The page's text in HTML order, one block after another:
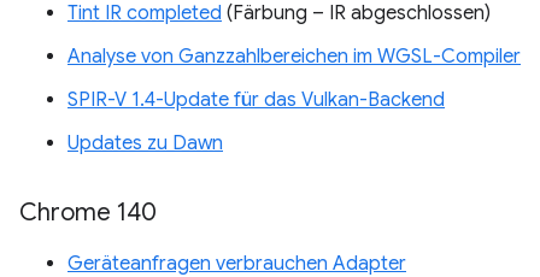
Tint IR completed (Färbung – IR abgeschlossen)
Analyse von Ganzzahlbereichen im WGSL-Compiler
SPIR-V 1.4-Update für das Vulkan-Backend
Updates zu Dawn
Chrome 140
Geräteanfragen verbrauchen Adapter